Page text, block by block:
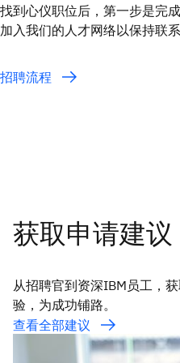
找到心仪职位后，第一步是完
加入我们的人才网络以保持联系
招聘流程
获取申请建议
从招聘官到资深IBM员工，
验，为成功铺路。
查看全部建议